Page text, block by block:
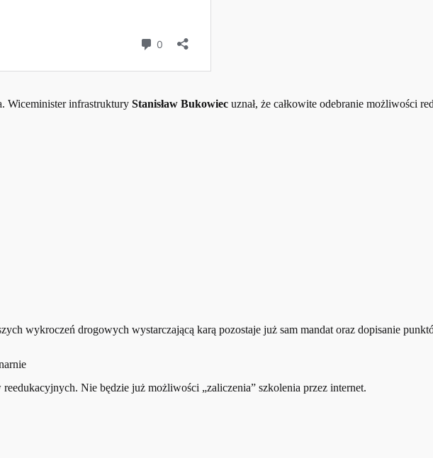
Wiceminister infrastruktury Stanisław Bukowiec uznał, że całkowite odebranie możliwości
wykroczeń drogowych wystarczającą karą pozostaje już sam mandat oraz dopisanie
Nie będzie już możliwości „zaliczenia” szkolenia przez internet.